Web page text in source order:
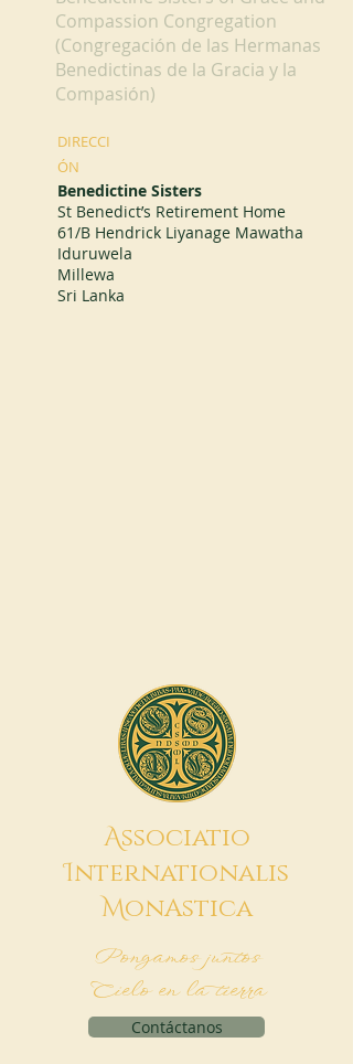
Compassion Congregation
(Congregación de las Hermanas
Benedictinas de la Gracia y la
Compasión)
DIRECCI
ÓN
Benedictine Sisters
St Benedict’s Retirement Home
61/B Hendrick Liyanage Mawatha
Iduruwela
Millewa
Sri Lanka
Associatio
Internationalis
MonAstica
Pongamos juntos
Cielo en la tierra
Contáctanos